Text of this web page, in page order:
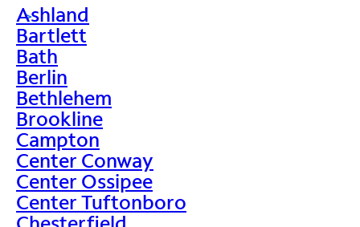
>
Ashland
Bartlett
Bath
Berlin
Bethlehem
Brookline
Campton
Center Conway
Center Ossipee
Center Tuftonboro